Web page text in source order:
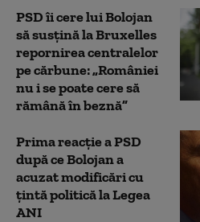
PSD îi cere lui Bolojan
să susțină la Bruxelles
repornirea centralelor
pe cărbune: „României
nu i se poate cere să
rămână în beznă”
Prima reacție a PSD
după ce Bolojan a
acuzat modificări cu
țintă politică la Legea
ANI